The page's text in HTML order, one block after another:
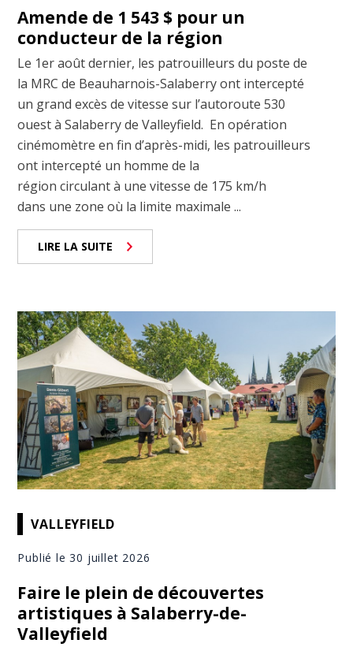
Amende de 1 543 $ pour un
conducteur de la région
Le 1er août dernier, les patrouilleurs du poste de
la MRC de Beauharnois-Salaberry ont intercepté
un grand excès de vitesse sur l’autoroute 530
ouest à Salaberry de Valleyfield. En opération
cinémomètre en fin d’après-midi, les patrouilleurs
ont intercepté un homme de la
région circulant à une vitesse de 175 km/h
dans une zone où la limite maximale ...
LIRE LA SUITE
VALLEYFIELD
Publié le 30 juillet 2026
Faire le plein de découvertes
artistiques à Salaberry-de-
Valleyfield